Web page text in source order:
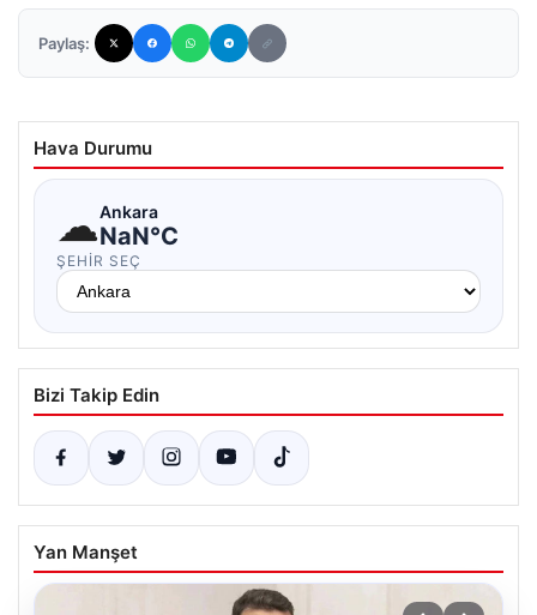
Paylaş:
Hava Durumu
☁Ankara
NaN°C
ŞEHIR SEÇ
Bizi Takip Edin
Yan Manşet